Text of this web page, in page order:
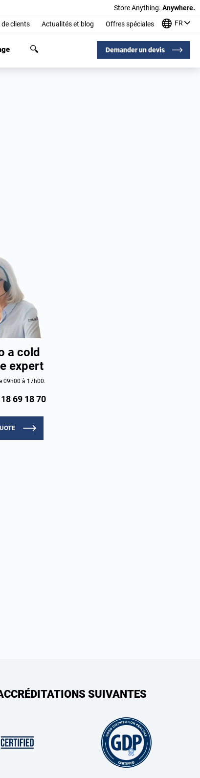
Store Anything. Anywhere.
clients Actualités et blog Offres spéciales FR
Demander un devis
a cold
expert
09h00 à 17h00.
69 18 70
SUIVANTES